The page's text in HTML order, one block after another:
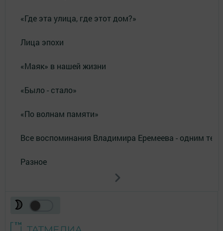
«Где эта улица, где этот дом?»
Лица эпохи
«Маяк» в нашей жизни
«Было - стало»
«По волнам памяти»
Все воспоминания Владимира Еремеева - одним
Разное